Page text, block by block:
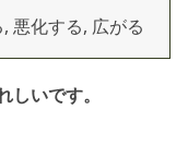
悪化する, 広がる
いです。